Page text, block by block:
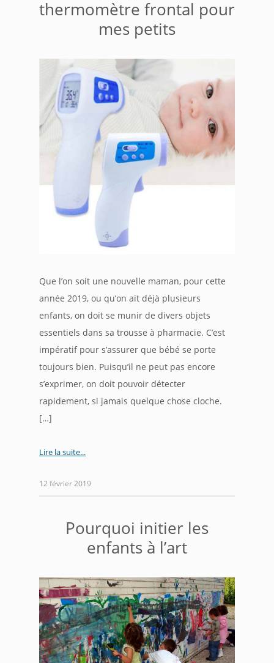
thermomètre frontal pour
mes petits
Que l’on soit une nouvelle maman, pour cette
année 2019, ou qu’on ait déjà plusieurs
enfants, on doit se munir de divers objets
essentiels dans sa trousse à pharmacie. C’est
impératif pour s’assurer que bébé se porte
toujours bien. Puisqu’il ne peut pas encore
s’exprimer, on doit pouvoir détecter
rapidement, si jamais quelque chose cloche.
[…]
Lire la suite
12 février 2019
Pourquoi initier les
enfants à l’art